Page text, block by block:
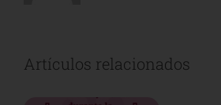
Artículos relacionados